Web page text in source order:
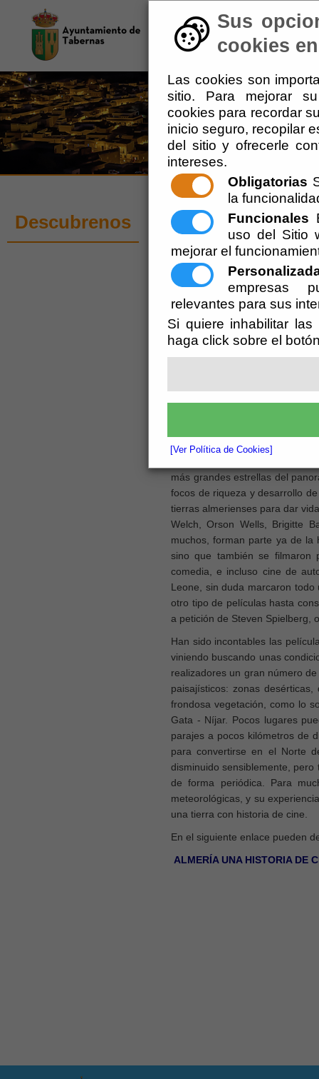
Sus
cookies
Las cookies son
sitio. Para mejorar
cookies para recordar
inicio seguro, recopilar
del sitio y ofrecerle
intereses.
Obligatorias
la
Funcionales
uso del Sitio
mejorar el
empresas
relevantes para sus
Si quiere inhabilitar
haga click sobre el
[Ver Política de Cookies]
El Ayuntamiento
Descubrenos Cine
Escuchar
cinematográficos
más grandes estrellas del
focos de riqueza y desarrollo
tierras almerienses para dar
Welch, Orson Wells, Brigitte
muchos, forman parte ya de la
sino que también se filmaron
comedia, e incluso cine de
Leone, sin duda marcaron
otro tipo de películas hasta
a petición de Steven Spielberg,
Han sido incontables las
viniendo buscando unas
realizadores un gran número
paisajísticos: zonas
frondosa vegetación, como lo
Gata - Níjar. Pocos lugares
parajes a pocos kilómetros de
para convertirse en el Norte
disminuido sensiblemente,
de forma periódica. Para
meteorológicas, y su
una tierra con historia de cine.
En el siguiente enlace pueden
ALMERÍA UNA HISTORIA DE